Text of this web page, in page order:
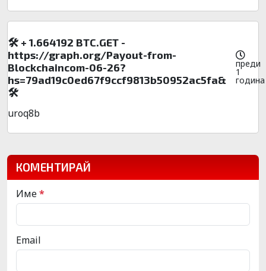
🛠 + 1.664192 BTC.GET -
https://graph.org/Payout-from-
Blockchaincom-06-26?
hs=79ad19c0ed67f9ccf9813b50952ac5fa&
🛠
преди
1
година
uroq8b
КОМЕНТИРАЙ
Име*
Email